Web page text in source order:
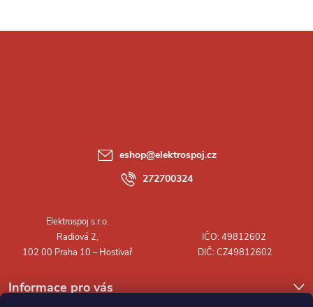
Informace pro vás
eshop@elektrospoj.cz
272700324